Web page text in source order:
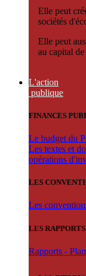
Elle peut
sociétés
Elle peut
au capital
L'action
publique
FINANCES
Le budget du
Les textes et
opérations
LES
Les
LES
Rapports -